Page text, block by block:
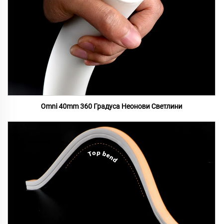
Omni 40mm 360 Градуса Неонови Светлини